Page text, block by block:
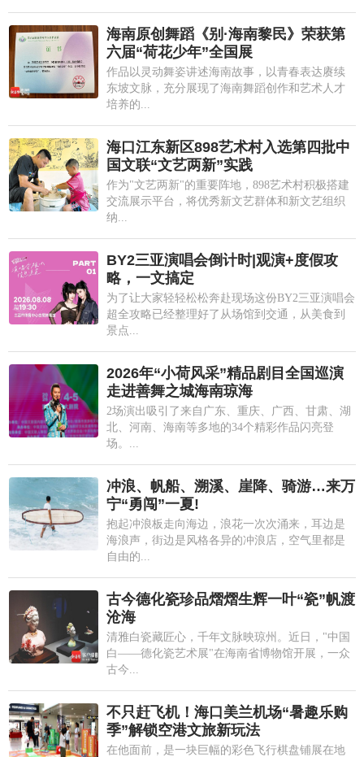
海南原创舞蹈《别·海南黎民》荣获第
六届“荷花少年”全国展
作品以灵动舞姿讲述海南故事，以青春表达赓续
东坡文脉，充分展现了海南舞蹈创作和艺术人才
培养的...
海口江东新区898艺术村入选第四批中
国文联“文艺两新”实践
作为"文艺两新"的重要阵地，898艺术村积极搭建
交流展示平台，将优秀新文艺群体和新文艺组织
纳...
BY2三亚演唱会倒计时|观演+度假攻
略，一文搞定
为了让大家轻轻松松奔赴现场这份BY2三亚演唱会
超全攻略已经整理好了从场馆到交通，从美食到
景点...
2026年“小荷风采”精品剧目全国巡演
走进善舞之城海南琼海
2场演出吸引了来自广东、重庆、广西、甘肃、湖
北、河南、海南等多地的34个精彩作品闪亮登
场。...
冲浪、帆船、溯溪、崖降、骑游…来万
宁“勇闯”一夏!
抱起冲浪板走向海边，浪花一次次涌来，耳边是
海浪声，街边是风格各异的冲浪店，空气里都是
自由的...
古今德化瓷珍品熠熠生辉一叶“瓷”帆渡
沧海
清雅白瓷藏匠心，千年文脉映琼州。近日，"中国
白——德化瓷艺术展"在海南省博物馆开展，一众
古今...
不只赶飞机！海口美兰机场“暑趣乐购
季”解锁空港文旅新玩法
在他面前，是一块巨幅的彩色飞行棋盘铺展在地